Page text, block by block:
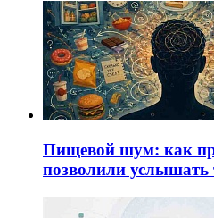
Пищевой шум: как
позволили